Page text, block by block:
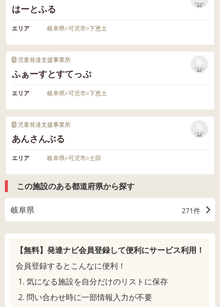
はーとふる
リストに
保存
エリア 岐阜県>可児市>下恵土
児童発達支援事業所
ふぁーすとすてっぷ
リストに
保存
エリア 岐阜県>可児市>下恵土
児童発達支援事業所
あんさんぶる
リストに
保存
エリア 岐阜県>可児市>土田
この施設のある都道府県から探す
岐阜県 271件
【無料】発達ナビ会員登録して便利にサービス利用！
会員登録するとこんなに便利！
気になる施設を自分だけのリストに保存
問い合わせ時に一部情報入力が不要